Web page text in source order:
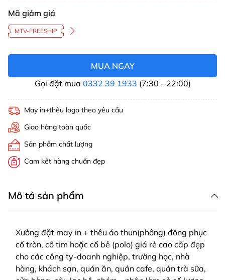
Mã giảm giá
MTV-FREESHIP
MUA NGAY
Gọi đặt mua 0332 39 1933 (7:30 - 22:00)
May in+thêu logo theo yêu cầu
Giao hàng toàn quốc
Sản phẩm chất lượng
Cam kết hàng chuẩn đẹp
Mô tả sản phẩm
Xưởng đặt may in + thêu áo thun(phông) đồng phục
cổ tròn, cổ tim hoặc cổ bẻ (polo) giá rẻ cao cấp đẹp
cho các công ty-doanh nghiệp, trường học, nhà
hàng, khách sạn, quán ăn, quán cafe, quán trà sữa,